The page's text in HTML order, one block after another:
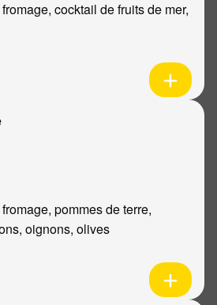
cocktail de fruits de mer,
pommes de terre,
oignons, olives